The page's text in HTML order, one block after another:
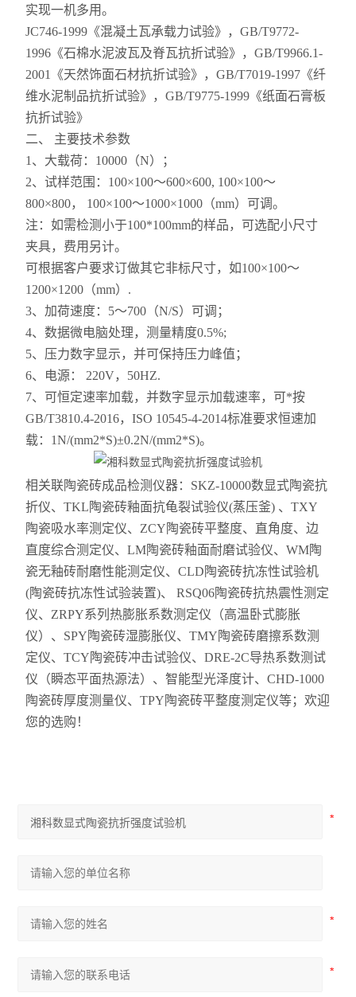
实现一机多用。
JC746-1999《混凝土瓦承载力试验》，GB/T9772-
1996《石棉水泥波瓦及脊瓦抗折试验》，GB/T9966.1-
2001《天然饰面石材抗折试验》，GB/T7019-1997《纤
维水泥制品抗折试验》，GB/T9775-1999《纸面石膏板
抗折试验》
二、 主要技术参数
1、大载荷：10000（N）；
2、试样范围：100×100～600×600, 100×100～
800×800， 100×100～1000×1000（mm）可调。
注：如需检测小于100*100mm的样品，可选配小尺寸
夹具，费用另计。
可根据客户要求订做其它非标尺寸，如100×100～
1200×1200（mm）.
3、加荷速度：5～700（N/S）可调；
4、数据微电脑处理，测量精度0.5%;
5、压力数字显示，并可保持压力峰值；
6、电源： 220V，50HZ.
7、可恒定速率加载，并数字显示加载速率，可*按
GB/T3810.4-2016，ISO 10545-4-2014标准要求恒速加
载：1N/(mm2*S)±0.2N/(mm2*S)。
相关联陶瓷砖成品检测仪器：SKZ-10000数显式陶瓷抗
折仪、TKL陶瓷砖釉面抗龟裂试验仪(蒸压釜) 、TXY
陶瓷吸水率测定仪、ZCY陶瓷砖平整度、直角度、边
直度综合测定仪、LM陶瓷砖釉面耐磨试验仪、WM陶
瓷无釉砖耐磨性能测定仪、CLD陶瓷砖抗冻性试验机
(陶瓷砖抗冻性试验装置)、 RSQ06陶瓷砖抗热震性测定
仪、ZRPY系列热膨胀系数测定仪（高温卧式膨胀
仪）、SPY陶瓷砖湿膨胀仪、TMY陶瓷砖磨擦系数测
定仪、TCY陶瓷砖冲击试验仪、DRE-2C导热系数测试
仪（瞬态平面热源法）、智能型光泽度计、CHD-1000
陶瓷砖厚度测量仪、TPY陶瓷砖平整度测定仪等；欢迎
您的选购！